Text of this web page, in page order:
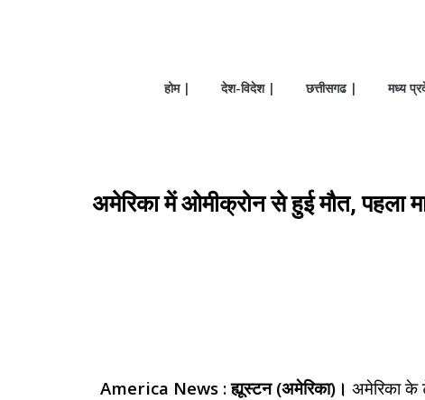
होम | देश-विदेश | छत्तीसगढ | मध्य
अमेरिका में ओमीक्रोन से हुई मौत, पहला
America News : ह्यूस्टन (अमेरिका)। अमेरिका के